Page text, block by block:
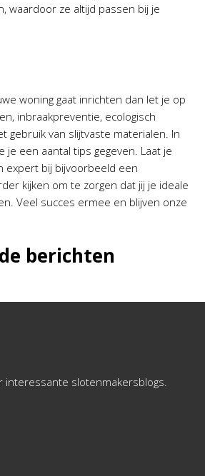
waardoor ze altijd passen bij je
woning gaat inrichten dan let je op
inbraakpreventie, ecologisch
gebruik van slijtvaste materialen. In
je een aantal tips gegeven. Laat je
expert bij bijvoorbeeld een
kijken om te zorgen dat jij je ideale
Veel succes ermee en blijven onze
berichten
interessante slotenmakersblogs.